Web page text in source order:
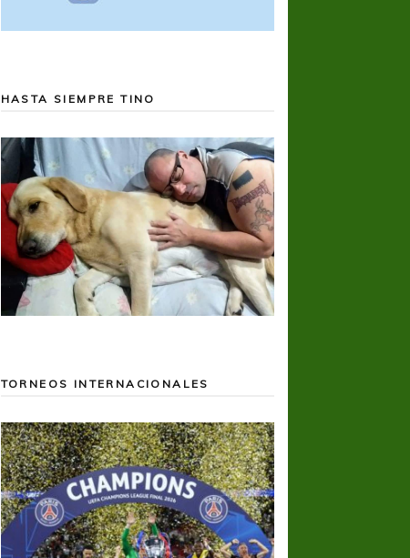
HASTA SIEMPRE TINO
TORNEOS INTERNACIONALES